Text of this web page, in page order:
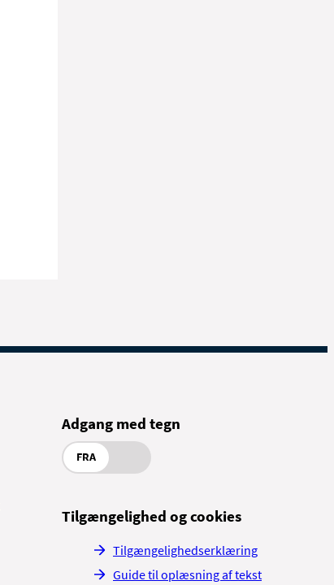
Adgang med tegn
FRA
Tilgængelighed og cookies
Tilgængelighedserklæring
Guide til oplæsning af tekst